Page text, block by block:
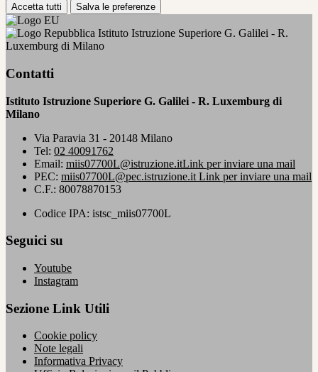
Accetta tutti Salva le preferenze
Istituto Istruzione Superiore G. Galilei - R.
Luxemburg di Milano
Contatti
Istituto Istruzione Superiore G. Galilei - R. Luxemburg di
Milano
Via Paravia 31 - 20148 Milano
Tel: 02 40091762
Email: miis07700L@istruzione.itLink per inviare una mail
PEC: miis07700L@pec.istruzione.it Link per inviare una mail
C.F.: 80078870153
Codice IPA: istsc_miis07700L
Seguici su
Youtube
Instagram
Sezione Link Utili
Cookie policy
Note legali
Informativa Privacy